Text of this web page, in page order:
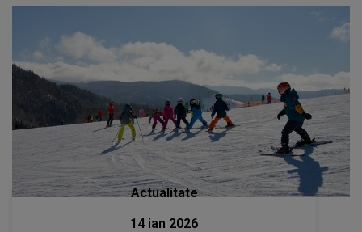
Actualitate
14 ian 2026